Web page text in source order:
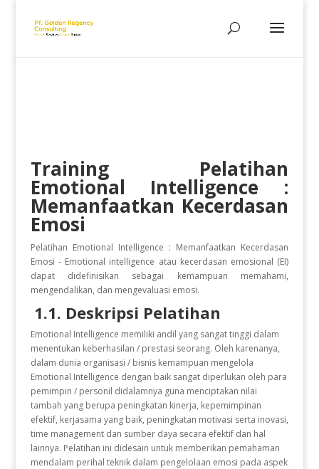
Training Pelatihan
Emotional Intelligence :
Memanfaatkan Kecerdasan
Emosi
Pelatihan Emotional Intelligence : Memanfaatkan Kecerdasan
Emosi - Emotional intelligence atau kecerdasan emosional (EI)
dapat didefinisikan sebagai kemampuan memahami,
mengendalikan, dan mengevaluasi emosi.
1.1. Deskripsi Pelatihan
Emotional Intelligence memiliki andil yang sangat tinggi dalam
menentukan keberhasilan / prestasi seorang. Oleh karenanya,
dalam dunia organisasi / bisnis kemampuan mengelola
Emotional Intelligence dengan baik sangat diperlukan oleh para
pemimpin / personil didalamnya guna menciptakan nilai
tambah yang berupa peningkatan kinerja, kepemimpinan
efektif, kerjasama yang baik, peningkatan motivasi serta inovasi,
time management dan sumber daya secara efektif dan hal
lainnya. Pelatihan ini didesain untuk memberikan pemahaman
mendalam perihal teknik dalam pengelolaan emosi pada aspek